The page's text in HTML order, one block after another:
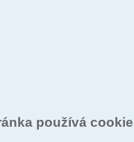
používá